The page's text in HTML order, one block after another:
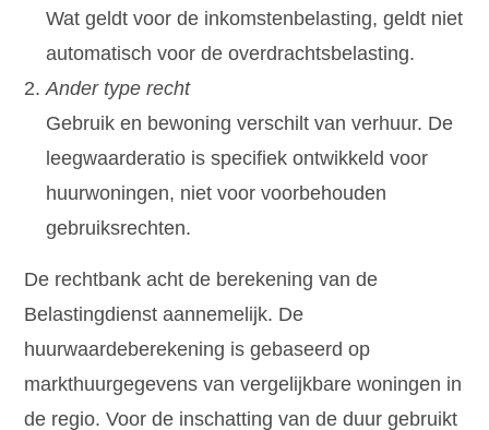
Wat geldt voor de inkomstenbelasting, geldt niet
automatisch voor de overdrachtsbelasting.
Ander type recht
Gebruik en bewoning verschilt van verhuur. De
leegwaarderatio is specifiek ontwikkeld voor
huurwoningen, niet voor voorbehouden
gebruiksrechten.
De rechtbank acht de berekening van de
Belastingdienst aannemelijk. De
huurwaardeberekening is gebaseerd op
markthuurgegevens van vergelijkbare woningen in
de regio. Voor de inschatting van de duur gebruikt